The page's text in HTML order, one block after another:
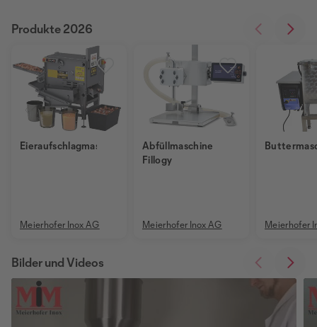
Eieraufschlagmaschine
Meierhofer Inox AG
Abfüllmaschine
Fillogy
Meierhofer Inox AG Meierhofer
Produkte 2026
Bilder und Videos